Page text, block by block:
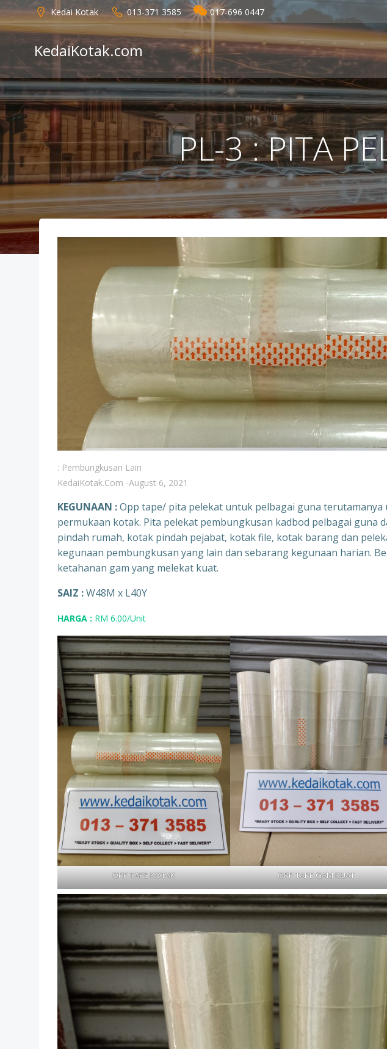
Skip
to
content
Kedai Kotak 013-371 3585 017-696 0447
KedaiKotak.com
PL-3 : PITA
: Pembungkusan Lain
KedaiKotak.com -August 6, 2021
KEGUNAAN :Opp tape/ pita pelekat untuk pelbagai guna
permukaan kotak. Pita pelekat pembungkusan kadbod pelbagai guna
pindah rumah, kotak pindah pejabat, kotak file, kotak barang dan
kegunaan pembungkusan yang lain dan sebarang kegunaan harian.
ketahanan gam yang melekat kuat.
SAIZ :W48M x L40Y
HARGA : RM 6.00/Unit
OPP TAPE KOTAK OPP TAPE GAM KUAT